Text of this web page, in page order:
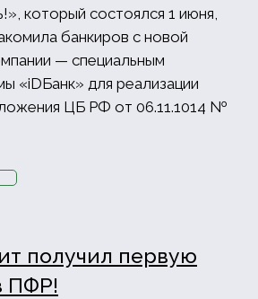
который состоялся 1 июня,
банкиров с новой
— специальным
«iDБанк» для реализации
ЦБ РФ от 06.11.1014 №
получил первую
ПФР!